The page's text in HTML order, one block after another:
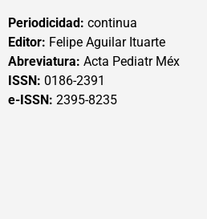
Periodicidad: continua
Editor: Felipe Aguilar Ituarte
Abreviatura: Acta Pediatr Méx
ISSN: 0186-2391
e-ISSN: 2395-8235